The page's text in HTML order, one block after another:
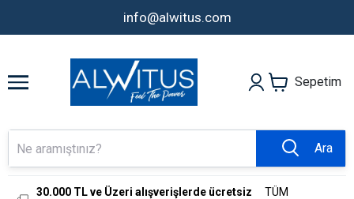
info@alwitus.com
Sepetim
Ara
30.000 TL ve Üzeri alışverişlerde ücretsiz
TÜM